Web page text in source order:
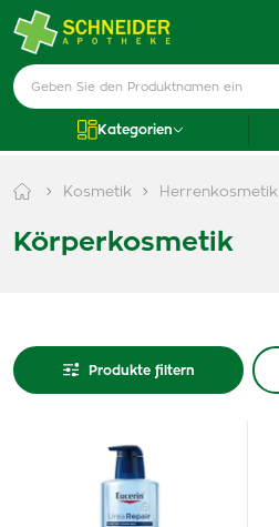
Kategorien
Kosmetik Herrenkosmetik
Körperkosmetik
Produkte filtern